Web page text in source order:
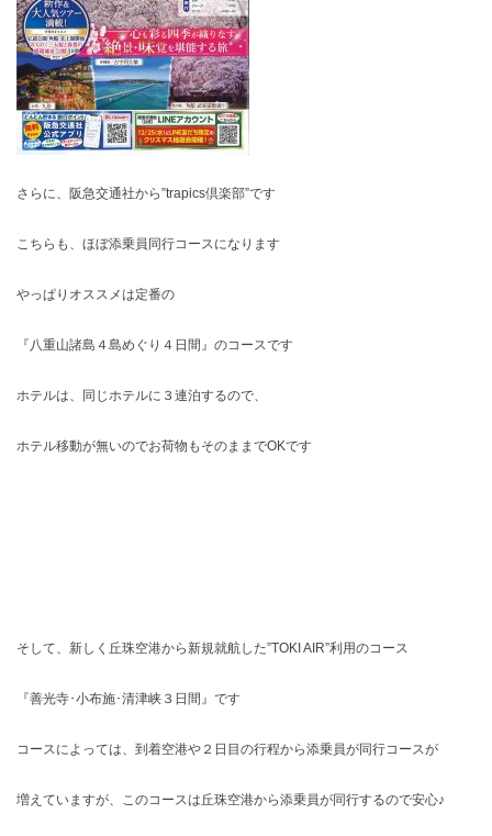
さらに、阪急交通社から”trapics倶楽部”です
こちらも、ほぼ添乗員同行コースになります
やっぱりオススメは定番の
『八重山諸島４島めぐり４日間』のコースです
ホテルは、同じホテルに３連泊するので、
ホテル移動が無いのでお荷物もそのままでOKです
そして、新しく丘珠空港から新規就航した”TOKI AIR”利用のコース
『善光寺･小布施･清津峡３日間』です
コースによっては、到着空港や２日目の行程から添乗員が同行コースが
増えていますが、このコースは丘珠空港から添乗員が同行するので安心♪